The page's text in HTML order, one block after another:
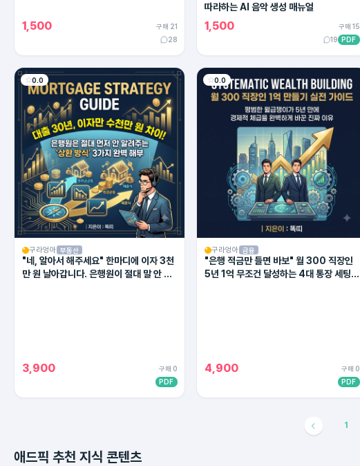
1,500
구매 21
28
따라하는 AI 음악 생성 매뉴얼
1,500
구매 15
19
PDF
0.0
구라엉아 부동산
"네, 알아서 해주세요" 한마디에 이자 3천
만 원 날아갑니다. 은행원이 절대 말 안 해
3,900
구매 0
PDF
0.0
구라엉아 금융
"은행 적금만 들면 바보" 월 300 직장인
5년 1억 무조건 달성하는 4대 통장 세팅법
4,900
구매 0
PDF
1
애드픽 추천 지식 콘텐츠